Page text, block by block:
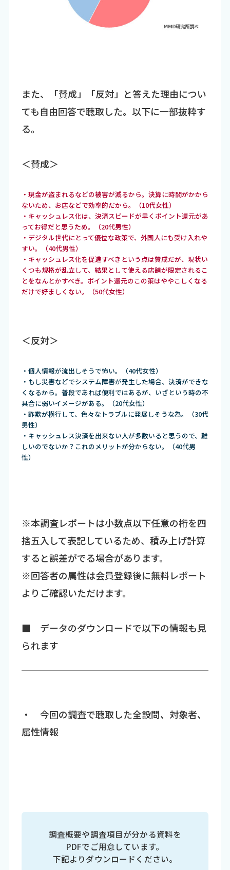
また、「賛成」「反対」と答えた理由につい
ても自由回答で聴取した。以下に一部抜粋す
る。
＜賛成＞
・現金が盗まれるなどの被害が減るから。決算に時間がかから
ないため、お店などで効率的だから。（10代女性）
・キャッシュレス化は、決済スピードが早くポイント還元があ
ってお得だと思うため。（20代男性）
・デジタル世代にとって優位な政策で、外国人にも受け入れや
すい。（40代男性）
・キャッシュレス化を促進すべきという点は賛成だが、現状い
くつも規格が乱立して、結果として使える店舗が限定されるこ
とをなんとかすべき。ポイント還元のこの策はややこしくなる
だけで好ましくない。（50代女性）
＜反対＞
・個人情報が流出しそうで怖い。（40代女性）
・もし災害などでシステム障害が発生した場合、決済ができな
くなるから。普段であれば便利ではあるが、いざという時の不
具合に弱いイメージがある。（20代女性）
・詐欺が横行して、色々なトラブルに発展しそうな為。（30代
男性）
・キャッシュレス決済を出来ない人が多数いると思うので、難
しいのでないか？これのメリットが分からない。（40代男
性）
※本調査レポートは小数点以下任意の桁を四
捨五入して表記しているため、積み上げ計算
すると誤差がでる場合があります。
※回答者の属性は会員登録後に無料レポート
よりご確認いただけます。
■ データのダウンロードで以下の情報も見
られます
・ 今回の調査で聴取した全設問、対象者、
属性情報
調査概要や調査項目が分かる資料を
PDFでご用意しています。
下記よりダウンロードください。